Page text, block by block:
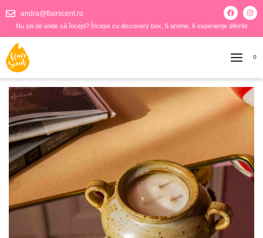
andra@flairscent.ro
Nu știi de unde să începi? Începe cu discovery box, 6 arome, 6 experiențe diferite
0